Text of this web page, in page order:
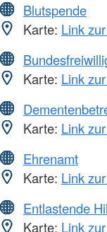
Blutspende
Karte: Link
Karte: Link
Karte: Link
Ehrenamt
Karte: Link
Entlastende
Karte: Link